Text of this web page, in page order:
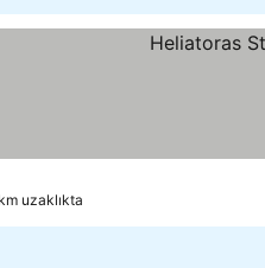
uzaklıkta